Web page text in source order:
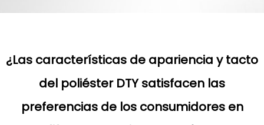
¿Las características de apariencia y tacto
del poliéster DTY satisfacen las
preferencias de los consumidores en